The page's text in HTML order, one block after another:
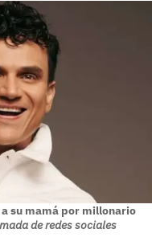
su mamá por millonario
de redes sociales